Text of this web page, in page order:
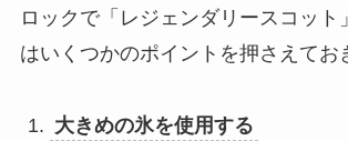
ロックで「レジェンダリースコット
はいくつかのポイントを押さえてお
大きめの氷を使用する